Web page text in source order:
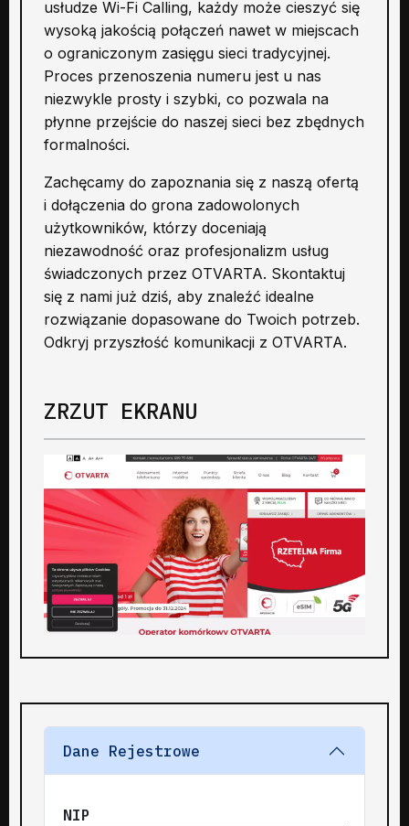
usłudze Wi-Fi Calling, każdy może cieszyć się
wysoką jakością połączeń nawet w miejscach
o ograniczonym zasięgu sieci tradycyjnej.
Proces przenoszenia numeru jest u nas
niezwykle prosty i szybki, co pozwala na
płynne przejście do naszej sieci bez zbędnych
formalności.
Zachęcamy do zapoznania się z naszą ofertą
i dołączenia do grona zadowolonych
użytkowników, którzy doceniają
niezawodność oraz profesjonalizm usług
świadczonych przez OTVARTA. Skontaktuj
się z nami już dziś, aby znaleźć idealne
rozwiązanie dopasowane do Twoich potrzeb.
Odkryj przyszłość komunikacji z OTVARTA.
ZRZUT EKRANU
Dane Rejestrowe
NIP